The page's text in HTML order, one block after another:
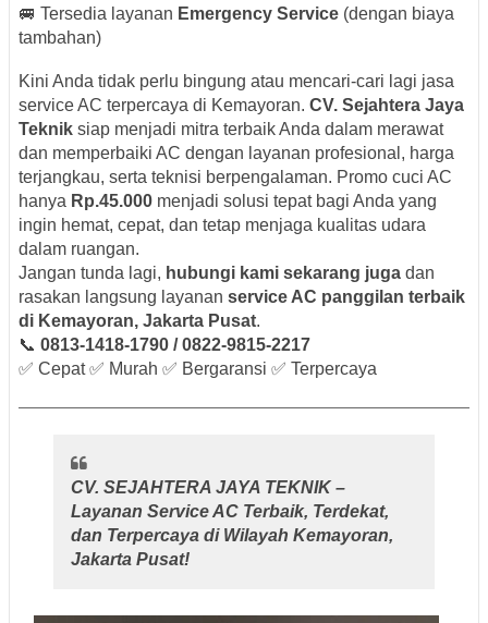
🚐 Tersedia layanan Emergency Service (dengan biaya
tambahan)
Kini Anda tidak perlu bingung atau mencari-cari lagi jasa
service AC terpercaya di Kemayoran. CV. Sejahtera Jaya
Teknik siap menjadi mitra terbaik Anda dalam merawat
dan memperbaiki AC dengan layanan profesional, harga
terjangkau, serta teknisi berpengalaman. Promo cuci AC
hanya Rp.45.000 menjadi solusi tepat bagi Anda yang
ingin hemat, cepat, dan tetap menjaga kualitas udara
dalam ruangan.
Jangan tunda lagi, hubungi kami sekarang juga dan
rasakan langsung layanan service AC panggilan terbaik
di Kemayoran, Jakarta Pusat.
📞 0813-1418-1790 / 0822-9815-2217
✅ Cepat ✅ Murah ✅ Bergaransi ✅ Terpercaya
CV. SEJAHTERA JAYA TEKNIK –
Layanan Service AC Terbaik, Terdekat,
dan Terpercaya di Wilayah Kemayoran,
Jakarta Pusat!